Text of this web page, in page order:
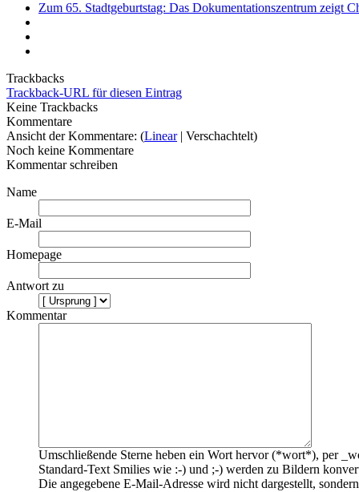
Zum 65. Stadtgeburtstag: Das Dokumentationszentrum zeigt
Trackbacks
Trackback-URL für diesen Eintrag
Keine Trackbacks
Kommentare
Ansicht der Kommentare: (Linear| Verschachtelt)
Noch keine Kommentare
Kommentar schreiben
Name
E-Mail
Homepage
Antwort zu
Kommentar
Umschließende Sterne heben ein Wort hervor (*wort*), per
Standard-Text Smilies wie :-) und ;-) werden zu Bildern
Die angegebene E-Mail-Adresse wird nicht dargestellt,